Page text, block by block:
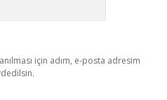
için adım, e-posta adresim